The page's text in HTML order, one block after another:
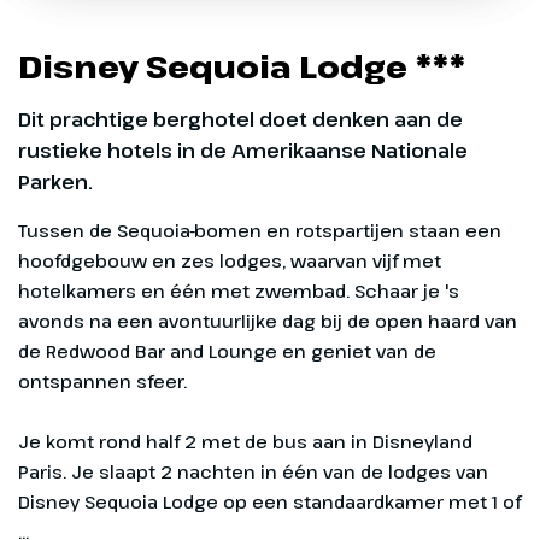
Disney Sequoia Lodge ***
Dit prachtige berghotel doet denken aan de
rustieke hotels in de Amerikaanse Nationale
Parken.
Tussen de Sequoia-bomen en rotspartijen staan een
hoofdgebouw en zes lodges, waarvan vijf met
hotelkamers en één met zwembad. Schaar je 's
avonds na een avontuurlijke dag bij de open haard van
de Redwood Bar and Lounge en geniet van de
ontspannen sfeer.
Je komt rond half 2 met de bus aan in Disneyland
Paris. Je slaapt 2 nachten in één van de lodges van
Disney Sequoia Lodge op een standaardkamer met 1 of
...
Fantasyland
Een sprookjeswereld waar dromen
uitkomen
Net als in de onvergetelijke klassieke
en legendes uit je kindertijd tot leven. Vlieg
mee met Peter Pan, raak je weg kwijt in
Alice's Curious Labyrinth of bezoek het
Princess Pavilion voor een vorstelijke
ontmoeting.
Marvel Avengers Campus
Beleef het MARVEL universum
Oproep aan alle helden! In het nieuwe
themaland Avengers Campus in Disney
rekruut machtige MARVEL missies met
Superhelden als Spider-Man en Iron Man.
Locatie
P+R Westraven,
Griffioenlaan 1
Tijd
ca. 05.20 uur